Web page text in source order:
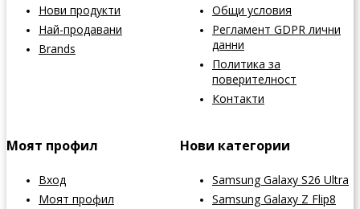
Нови продукти
Най-продавани
Brands
Общи условия
Регламент GDPR лични
данни
Политика за
поверителност
Контакти
Моят профил
Вход
Моят профил
Нови категории
Samsung Galaxy S26 Ultra
Samsung Galaxy Z Flip8